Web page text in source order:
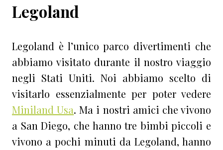
Legoland
Legoland è l’unico parco divertimenti che
abbiamo visitato durante il nostro viaggio
negli Stati Uniti. Noi abbiamo scelto di
visitarlo essenzialmente per poter vedere
Miniland Usa. Ma i nostri amici che vivono
a San Diego, che hanno tre bimbi piccoli e
vivono a pochi minuti da Legoland, hanno